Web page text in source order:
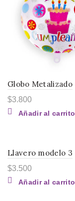
Globo Metalizado
$3.800
Añadir al carrito
Llavero modelo 3
$3.500
Añadir al carrito